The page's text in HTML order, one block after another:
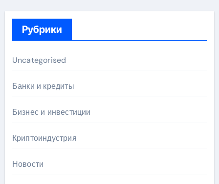
Рубрики
Uncategorised
Банки и кредиты
Бизнес и инвестиции
Криптоиндустрия
Новости